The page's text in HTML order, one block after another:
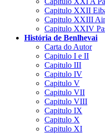
Capitulo XXII
Capitulo XXIII
Capitulo XXIV
História de Benlhevai
Carta do Autor
Capitulo I e II
Capitulo III
Capitulo IV
Capitulo V
Capitulo VII
Capitulo VIII
Capitulo IX
Capitulo X
Capitulo XI